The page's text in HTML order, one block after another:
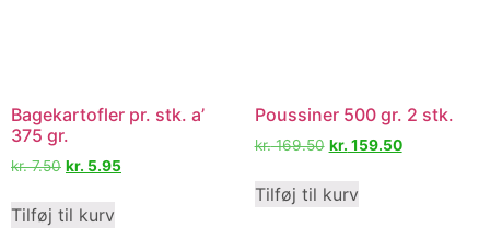
Bagekartofler pr. stk. a’
375 gr.
kr.7.50 kr. 5.95
Tilføj til kurv
Poussiner 500 gr. 2 stk.
kr.169.50 kr. 159.50
Tilføj til kurv